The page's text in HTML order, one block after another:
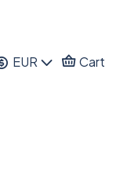
EUR Cart